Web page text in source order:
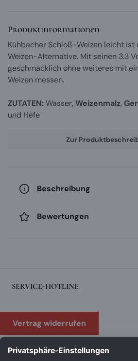
Produktinformationen
Kühbacher Schloß-Weizen leicht ist
Weizen-Alternative. Mit seinen 3.3
geschmacklich ohne weiteres mit
Weizen messen.
ZUTATEN: Wasser, Weizenmalz,
und Hefe
Zur
Beschreibung
Bewertungen
SERVICE-HOTLINE
Vertrag widerrufen
KUNDENSERVICE